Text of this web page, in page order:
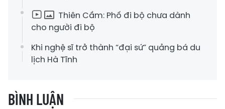
Thiên Cầm: Phố đi bộ chưa dành
cho người đi bộ
Khi nghệ sĩ trở thành “đại sứ” quảng bá du
lịch Hà Tĩnh
BÌNH LUẬN